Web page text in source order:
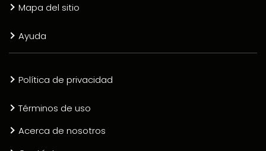
Mapa del sitio
Ayuda
Política de privacidad
Términos de uso
Acerca de nosotros